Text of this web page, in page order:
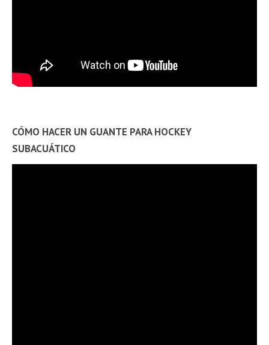
CÓMO HACER UN GUANTE PARA HOCKEY
SUBACUÁTICO